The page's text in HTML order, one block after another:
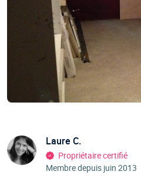
Laure C.
Propriétaire certifié
Membre depuis juin 2013